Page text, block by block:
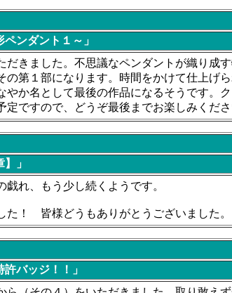
ンダント１～」
きました。不思議なペンダントが織り成す
の第１部になります。時間をかけて仕上げ
やか名として最後の作品になるそうです。
定ですので、どうぞ最後までお楽しみくださ
」
れ、もう少し続くようです。
た！ 皆様どうもありがとうございました。
バッジ！！」